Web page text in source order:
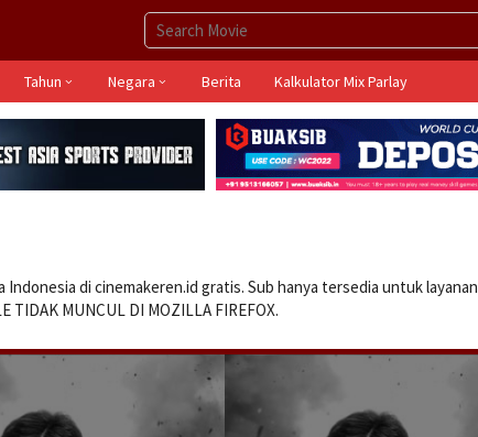
Tahun Negara Berita Kalkulator Mix Parlay
di cinemakeren.id gratis. Sub hanya tersedia untuk layanan
TIDAK MUNCUL DI MOZILLA FIREFOX.